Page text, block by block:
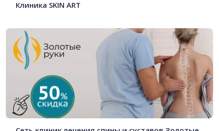
Клиника SKIN ART